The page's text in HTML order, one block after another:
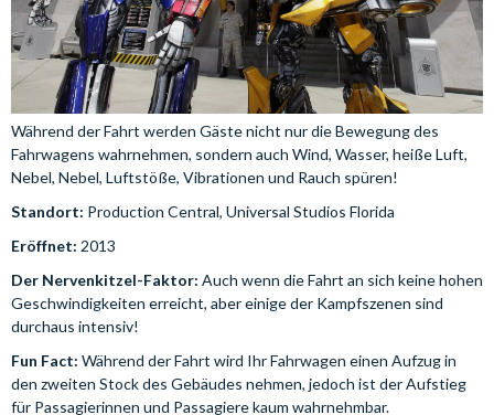
Während der Fahrt werden Gäste nicht nur die Bewegung des
Fahrwagens wahrnehmen, sondern auch Wind, Wasser, heiße Luft,
Nebel, Nebel, Luftstöße, Vibrationen und Rauch spüren!
Standort: Production Central, Universal Studios Florida
Eröffnet: 2013
Der Nervenkitzel-Faktor: Auch wenn die Fahrt an sich keine hohen
Geschwindigkeiten erreicht, aber einige der Kampfszenen sind
durchaus intensiv!
Fun Fact: Während der Fahrt wird Ihr Fahrwagen einen Aufzug in
den zweiten Stock des Gebäudes nehmen, jedoch ist der Aufstieg
für Passagierinnen und Passagiere kaum wahrnehmbar.